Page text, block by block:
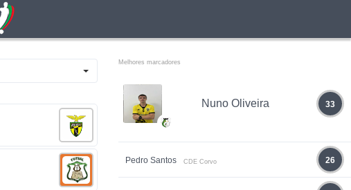
Melhores marcadores
Nuno Oliveira 33
Pedro Santos CDE Corvo 26